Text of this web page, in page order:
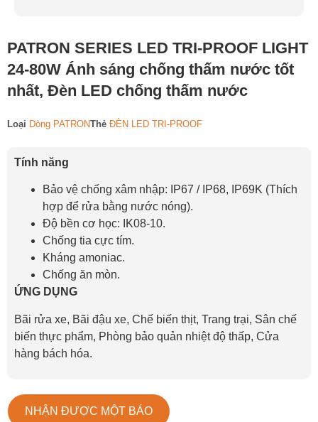
PATRON SERIES LED TRI-PROOF LIGHT
24-80W Ánh sáng chống thấm nước tốt
nhất, Đèn LED chống thấm nước
Loại Dòng PATRONThẻ ĐÈN LED TRI-PROOF
Tính năng
Bảo vệ chống xâm nhập: IP67 / IP68, IP69K (Thích
hợp để rửa bằng nước nóng).
Độ bền cơ học: IK08-10.
Chống tia cực tím.
Kháng amoniac.
Chống ăn mòn.
ỨNG DỤNG
Bãi rửa xe, Bãi đậu xe, Chế biến thịt, Trang trại, Sân chế
biến thực phẩm, Phòng bảo quản nhiệt độ thấp, Cửa
hàng bách hóa.
NHẬN ĐƯỢC MỘT BÁO